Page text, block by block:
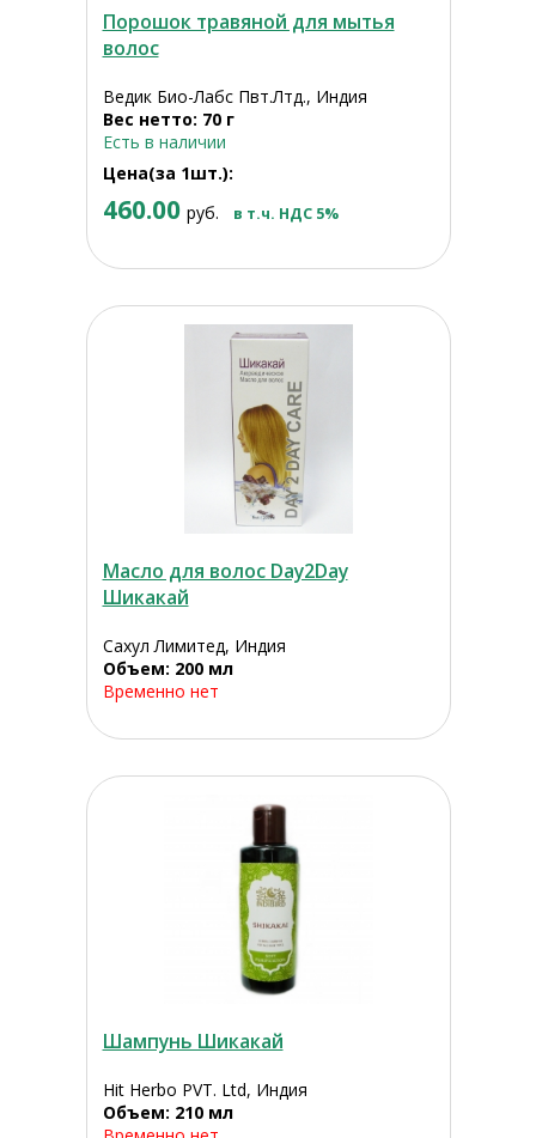
Порошок травяной для мытья
волос
Ведик Био-Лабс Пвт.Лтд., Индия
Вес нетто: 70 г
Есть в наличии
Цена(за 1шт.):
460.00 руб. в т.ч. НДС 5%
Масло для волос Day2Day
Шикакай
Сахул Лимитед, Индия
Объем: 200 мл
Временно нет
Шампунь Шикакай
Hit Herbo PVT. Ltd, Индия
Объем: 210 мл